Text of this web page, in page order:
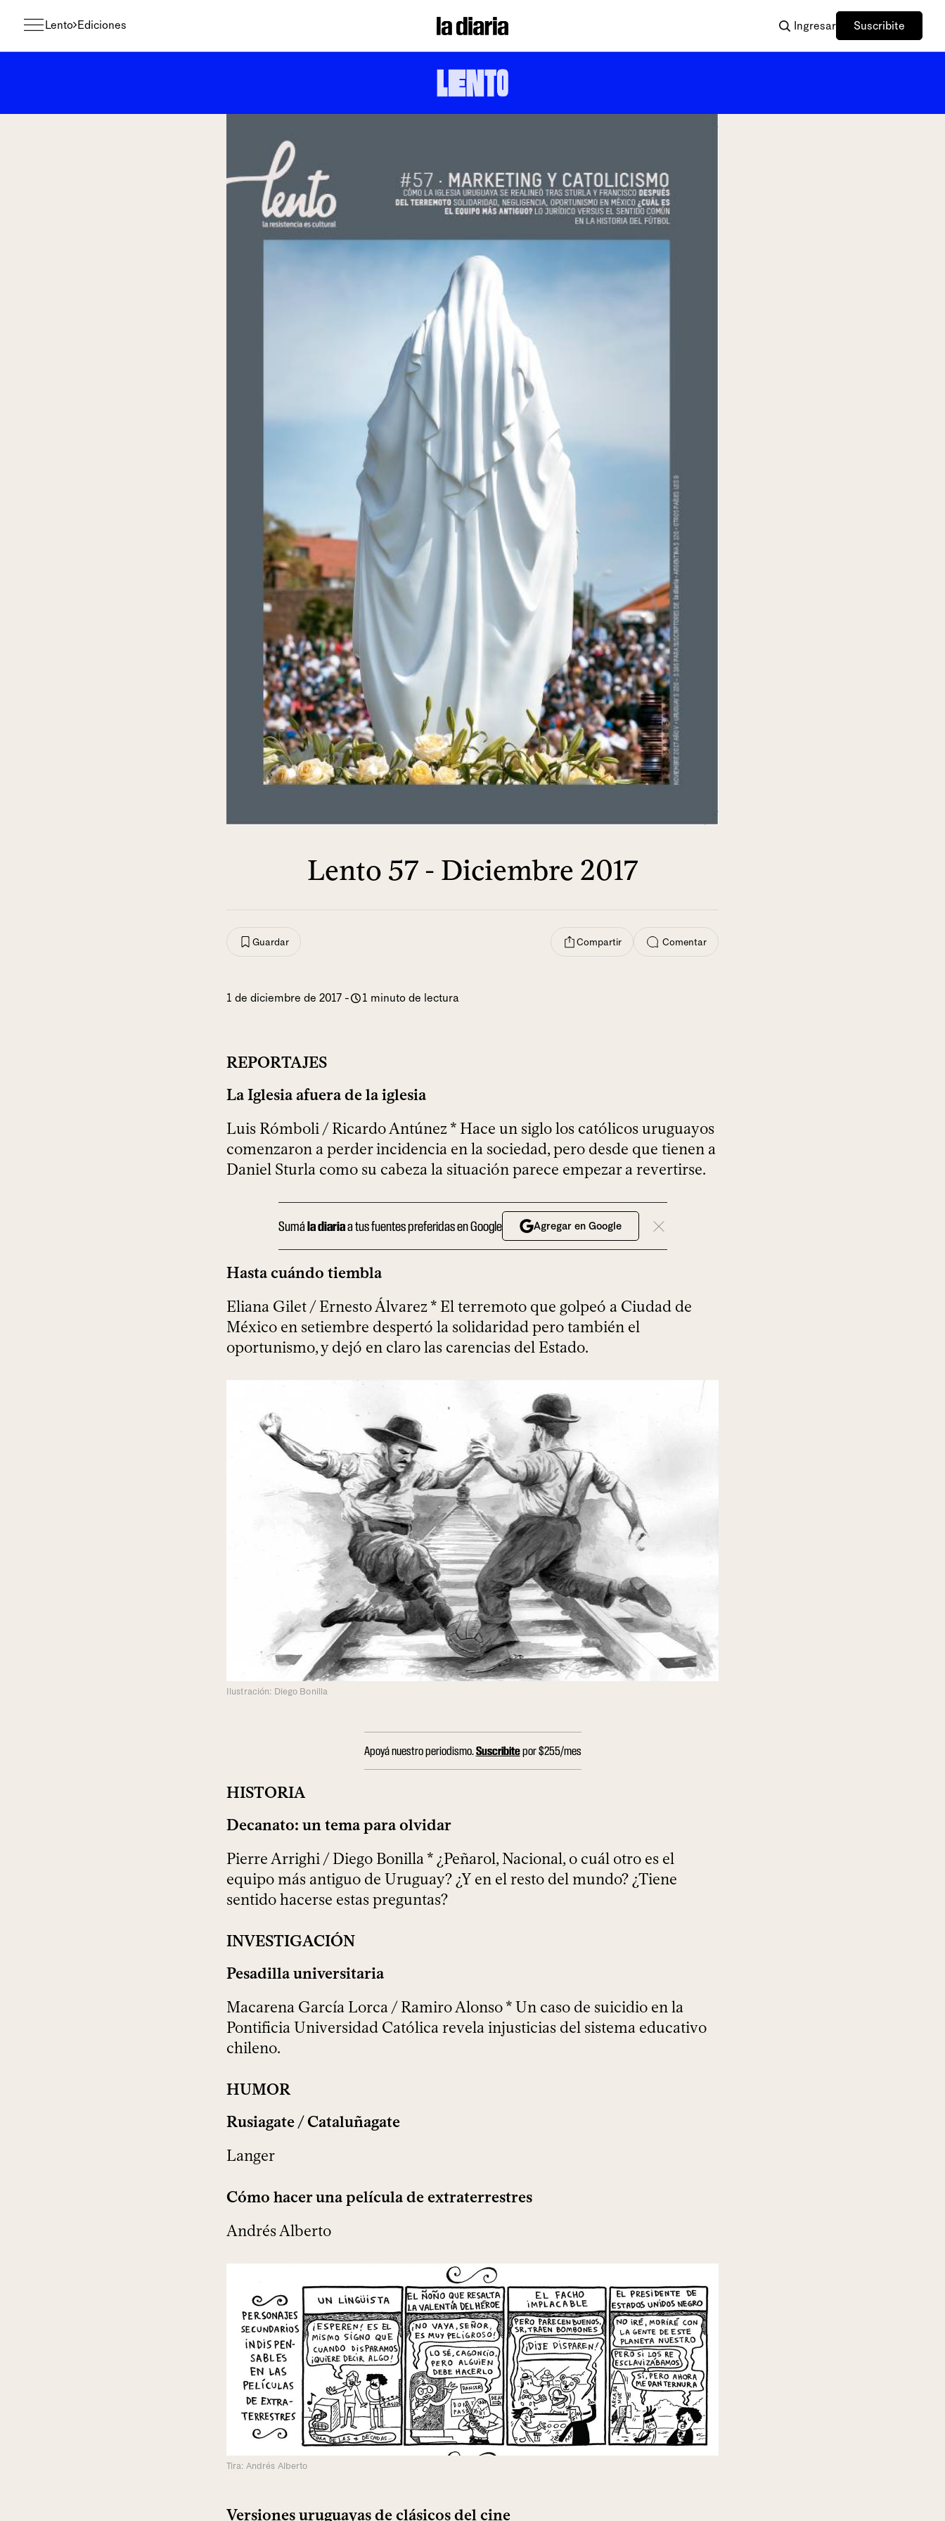
Lento Ediciones Ingresar Suscribite
Lento 57 - Diciembre 2017
Guardar Compartir Comentar
1 de diciembre de 2017 - 1 minuto de lectura
REPORTAJES
La Iglesia afuera de la iglesia
Luis Rómboli / Ricardo Antúnez * Hace un siglo los católicos uruguayos
comenzaron a perder incidencia en la sociedad, pero desde que tienen a
Daniel Sturla como su cabeza la situación parece empezar a revertirse.
Sumála diariaa tus fuentes preferidas en Google Agregar en Google
Hasta cuándo tiembla
Eliana Gilet / Ernesto Álvarez * El terremoto que golpeó a Ciudad de
México en setiembre despertó la solidaridad pero también el
oportunismo, y dejó en claro las carencias del Estado.
Ilustración: Diego Bonilla
Apoyá nuestro periodismo.Suscribitepor $255/mes
HISTORIA
Decanato: un tema para olvidar
Pierre Arrighi / Diego Bonilla * ¿Peñarol, Nacional, o cuál otro es el
equipo más antiguo de Uruguay? ¿Y en el resto del mundo? ¿Tiene
sentido hacerse estas preguntas?
INVESTIGACIÓN
Pesadilla universitaria
Macarena García Lorca / Ramiro Alonso * Un caso de suicidio en la
Pontificia Universidad Católica revela injusticias del sistema educativo
chileno.
HUMOR
Rusiagate / Cataluñagate
Langer
Cómo hacer una película de extraterrestres
Andrés Alberto
Tira: Andrés Alberto
Versiones uruguayas de clásicos del cine